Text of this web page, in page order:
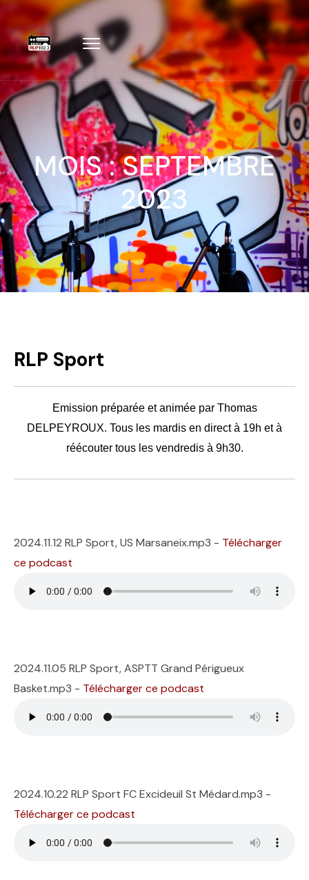
MOIS :SEPTEMBRE
2023
RLP Sport
Emission préparée et animée par Thomas
DELPEYROUX. Tous les mardis en direct à 19h et à
réécouter tous les vendredis à 9h30.
2024.11.12 RLP Sport, US Marsaneix.mp3 - Télécharger
ce podcast
2024.11.05 RLP Sport, ASPTT Grand Périgueux
Basket.mp3 - Télécharger ce podcast
2024.10.22 RLP Sport FC Excideuil St Médard.mp3 -
Télécharger ce podcast